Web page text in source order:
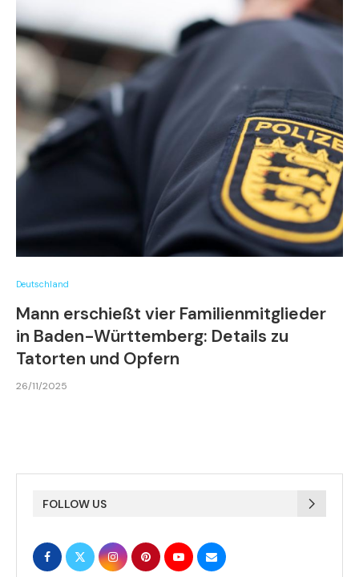
Deutschland
Mann erschießt vier Familienmitglieder
in Baden-Württemberg: Details zu
Tatorten und Opfern
26/11/2025
FOLLOW US